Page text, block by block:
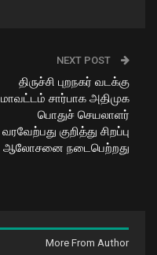
NEXT POST
திருச்சி புறநகர் வடக்கு
மாவட்டம் சார்பாக அதிமுக
பொதுச் செயலாளர்
வரவேற்பது குறித்து சிறப்பு
ஆலோசனை நடைபெற்றது
More From Author